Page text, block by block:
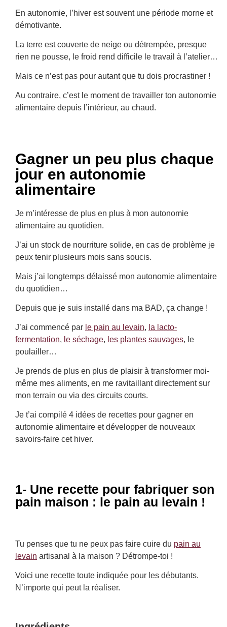
En autonomie, l’hiver est souvent une période morne et
démotivante.
La terre est couverte de neige ou détrempée, presque
rien ne pousse, le froid rend difficile le travail à l’atelier…
Mais ce n’est pas pour autant que tu dois procrastiner !
Au contraire, c’est le moment de travailler ton autonomie
alimentaire depuis l’intérieur, au chaud.
Gagner un peu plus chaque
jour en autonomie
alimentaire
Je m’intéresse de plus en plus à mon autonomie
alimentaire au quotidien.
J’ai un stock de nourriture solide, en cas de problème je
peux tenir plusieurs mois sans soucis.
Mais j’ai longtemps délaissé mon autonomie alimentaire
du quotidien…
Depuis que je suis installé dans ma BAD, ça change !
J’ai commencé par le pain au levain, la lacto-
fermentation, le séchage, les plantes sauvages, le
poulailler…
Je prends de plus en plus de plaisir à transformer moi-
même mes aliments, en me ravitaillant directement sur
mon terrain ou via des circuits courts.
Je t’ai compilé 4 idées de recettes pour gagner en
autonomie alimentaire et développer de nouveaux
savoirs-faire cet hiver.
1- Une recette pour fabriquer son
pain maison : le pain au levain !
Tu penses que tu ne peux pas faire cuire du pain au
levain artisanal à la maison ? Détrompe-toi !
Voici une recette toute indiquée pour les débutants.
N’importe qui peut la réaliser.